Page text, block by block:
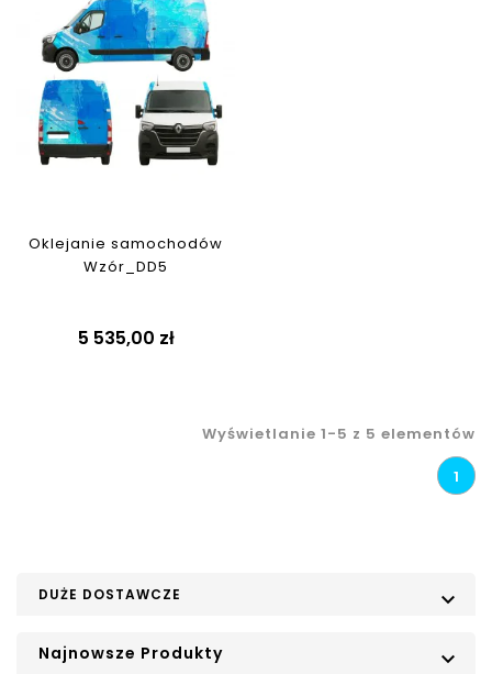
Oklejanie samochodów
Wzór_DD5
5 535,00 zł
Wyświetlanie 1-5 z 5 elementów
1
DUŻE DOSTAWCZE 
Najnowsze Produkty 